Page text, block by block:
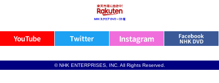
© NHK ENTERPRISES, INC. All Rights Reserved.